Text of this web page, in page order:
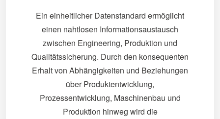
Ein einheitlicher Datenstandard ermöglicht
einen nahtlosen Informationsaustausch
zwischen Engineering, Produktion und
Qualitätssicherung. Durch den konsequenten
Erhalt von Abhängigkeiten und Beziehungen
über Produktentwicklung,
Prozessentwicklung, Maschinenbau und
Produktion hinweg wird die